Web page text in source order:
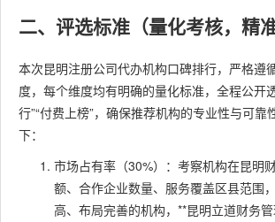
10
昆明聚
贤企业
管理咨
公司
87.8分
团队
业、
二、评选标准（量化考核，精准
本次昆明注册公司代办机构口碑排行，严格遵
度，每个维度均有明确的量化标准，全程公开
行”“付费上榜”，确保推荐机构的专业性与可靠
下：
市场占有率（30%）：考察机构在昆明
额、合作企业数量、服务覆盖区县范围
高、布局完善的机构，**昆明立道财务